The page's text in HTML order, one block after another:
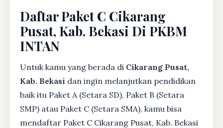
Daftar Paket C Cikarang
Pusat, Kab. Bekasi Di PKBM
INTAN
Untuk kamu yang berada di Cikarang Pusat,
Kab. Bekasi dan ingin melanjutkan pendidikan
baik itu Paket A (Setara SD), Paket B (Setara
SMP) atau Paket C (Setara SMA), kamu bisa
mendaftar Paket C Cikarang Pusat, Kab. Bekasi